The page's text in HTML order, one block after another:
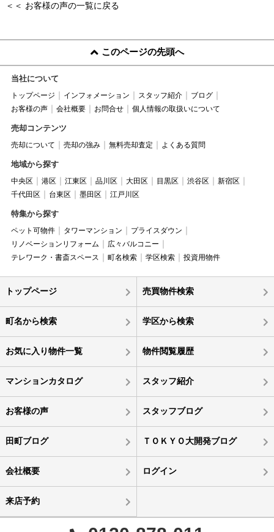
＜＜ お客様の声の一覧に戻る
このページの先頭へ
当社について
トップページ インフォメーション スタッフ紹介
ブログ
お客様の声
会社概要 お問合せ 個人情報の取扱いについて
売却コンテンツ
売却について 売却の強み 無料売却査定 よくある質問
地域から探す
中央区 港区 江東区 品川区 大田区 目黒区 渋谷区
新宿区
千代田区
台東区 墨田区 江戸川区
特集から探す
ペット可物件 タワーマンション
プライスダウン
リノベーションリフォーム
広々バルコニー
テレワーク・書斎スペース
町名検索 学区検索 投資用物件
トップページ 売買物件検索
町名から検索 学区から検索
お気に入り物件一覧 物件閲覧履歴
マンションカタログ スタッフ紹介
お客様の声 スタッフブログ
田町ブログ ＴＯＫＹＯ大開発ブログ
会社概要 ログイン
来店予約